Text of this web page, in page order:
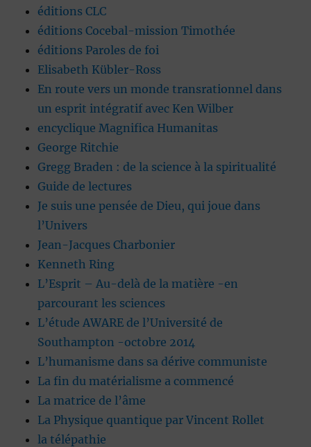
éditions CLC
éditions Cocebal-mission Timothée
éditions Paroles de foi
Elisabeth Kübler-Ross
En route vers un monde transrationnel dans
un esprit intégratif avec Ken Wilber
encyclique Magnifica Humanitas
George Ritchie
Gregg Braden : de la science à la spiritualité
Guide de lectures
Je suis une pensée de Dieu, qui joue dans
l’Univers
Jean-Jacques Charbonier
Kenneth Ring
L’Esprit – Au-delà de la matière -en
parcourant les sciences
L’étude AWARE de l’Université de
Southampton -octobre 2014
L’humanisme dans sa dérive communiste
La fin du matérialisme a commencé
La matrice de l’âme
La Physique quantique par Vincent Rollet
la télépathie